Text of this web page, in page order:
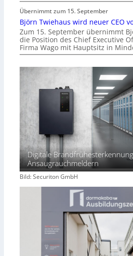
Übernimmt zum 15. September
Björn Twiehaus wird neuer CEO
Zum 15. September übernimmt
die Position des Chief Executive
Firma Wago mit Hauptsitz in
Digitale
Ansaugrauchmeldern
Bild: Securiton GmbH